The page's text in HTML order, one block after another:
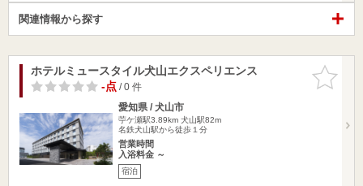
関連情報から探す
お気に入
りに追加
ホテルミュースタイル犬山エクスペリエンス
-点/ 0 件
愛知県 / 犬山市
苧ケ瀬駅3.89km 犬山駅82m
名鉄犬山駅から徒歩１分
営業時間
入浴料金 ～
宿泊